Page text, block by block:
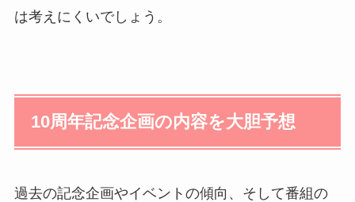
は考えにくいでしょう。
10周年記念企画の内容を大胆予想
過去の記念企画やイベントの傾向、そして番組の